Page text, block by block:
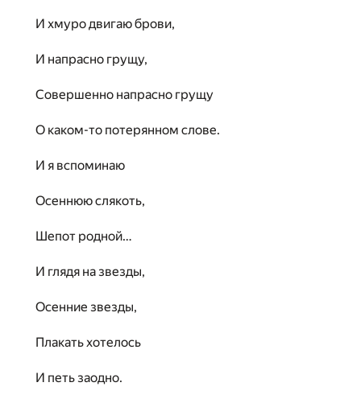
И хмуро двигаю брови,
И напрасно грущу,
Совершенно напрасно грущу
О каком-то потерянном слове.
И я вспоминаю
Осеннюю слякоть,
Шепот родной…
И глядя на звезды,
Осенние звезды,
Плакать хотелось
И петь заодно.